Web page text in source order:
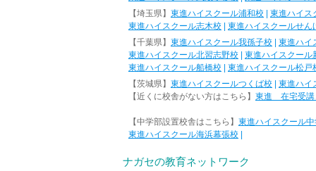
【埼玉県】 東進ハイスクール浦和校
東進ハイス
東進ハイスクール志木校
東進ハイスクールせん
【千葉県】 東進ハイスクール我孫子校
東進ハイ
東進ハイスクール北習志野校
東進ハイスクール
東進ハイスクール船橋校
東進ハイスクール松戸
【茨城県】 東進ハイスクールつくば校
東進ハイ
【近くに校舎がない方はこちら】 東進 在宅受講
【中学部設置校舎はこちら】 東進ハイスクール
東進ハイスクール海浜幕張校
ナガセの教育ネットワーク